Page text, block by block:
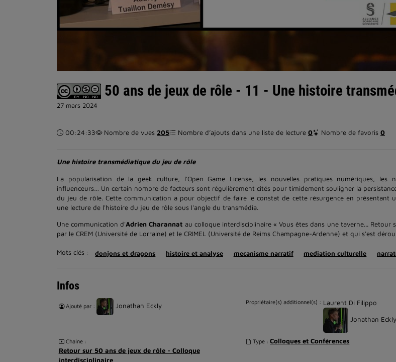
50 ans de jeux de rôle - 11 - Une histoire
27 mars 2024
Durée :
00:24:33 Nombre de vues 205 Nombre d’ajouts dans une liste de lecture 0 Nombre de favoris 0
Une histoire transmédiatique du jeu de rôle
La popularisation de la geek culture, l'Open Game License, les nouvelles pratiques numériques, les
influenceurs… Un certain nombre de facteurs sont régulièrement cités pour timidement souligner la
du jeu de rôle. Cette communication a pour objectif de faire le constat de cette résurgence en présentant
une lecture de l'histoire du jeu de rôle sous l'angle du transmédia.
Une communication d'Adrien Charannat au colloque interdisciplinaire « Vous êtes dans une taverne...
par le CREM (Université de Lorraine) et le CRIMEL (Université de Reims Champagne-Ardenne) et qui s'est
Mots clés : donjons et dragons histoire et analyse mecanisme narratif mediation culturelle
Infos
Ajouté par : Jonathan Eckly Propriétaire(s) additionnel(s) : Laurent Di Filippo
Jonathan Eckly
Chaîne :
Retour sur 50 ans de jeux de rôle - Colloque
interdisciplinaire
Type :Colloques et Conférences